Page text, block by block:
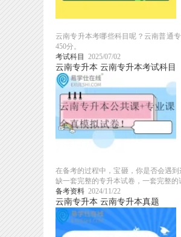
云南专升本考哪些科目呢？云南普通
450分。
考试科目 2025/07/02
云南专升本 云南专升本考试科目
在备考的过程中，宝砸，你是否会遇
缺一套完整的专升本试卷，一套完整
备考资料 2024/11/22
云南专升本 云南专升本真题